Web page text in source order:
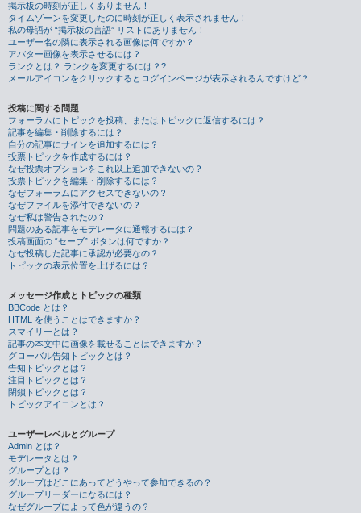
掲示板の時刻が正しくありません！
タイムゾーンを変更したのに時刻が正しく表示されません！
私の母語が “掲示板の言語” リストにありません！
ユーザー名の隣に表示される画像は何ですか？
アバター画像を表示させるには？
ランクとは？ ランクを変更するには？?
メールアイコンをクリックするとログインページが表示されるんですけど？
投稿に関する問題
フォーラムにトピックを投稿、またはトピックに返信するには？
記事を編集・削除するには？
自分の記事にサインを追加するには？
投票トピックを作成するには？
なぜ投票オプションをこれ以上追加できないの？
投票トピックを編集・削除するには？
なぜフォーラムにアクセスできないの？
なぜファイルを添付できないの？
なぜ私は警告されたの？
問題のある記事をモデレータに通報するには？
投稿画面の “セーブ” ボタンは何ですか？
なぜ投稿した記事に承認が必要なの？
トピックの表示位置を上げるには？
メッセージ作成とトピックの種類
BBCode とは？
HTML を使うことはできますか？
スマイリーとは？
記事の本文中に画像を載せることはできますか？
グローバル告知トピックとは？
告知トピックとは？
注目トピックとは？
閉鎖トピックとは？
トピックアイコンとは？
ユーザーレベルとグループ
Admin とは？
モデレータとは？
グループとは？
グループはどこにあってどうやって参加できるの？
グループリーダーになるには？
なぜグループによって色が違うの？